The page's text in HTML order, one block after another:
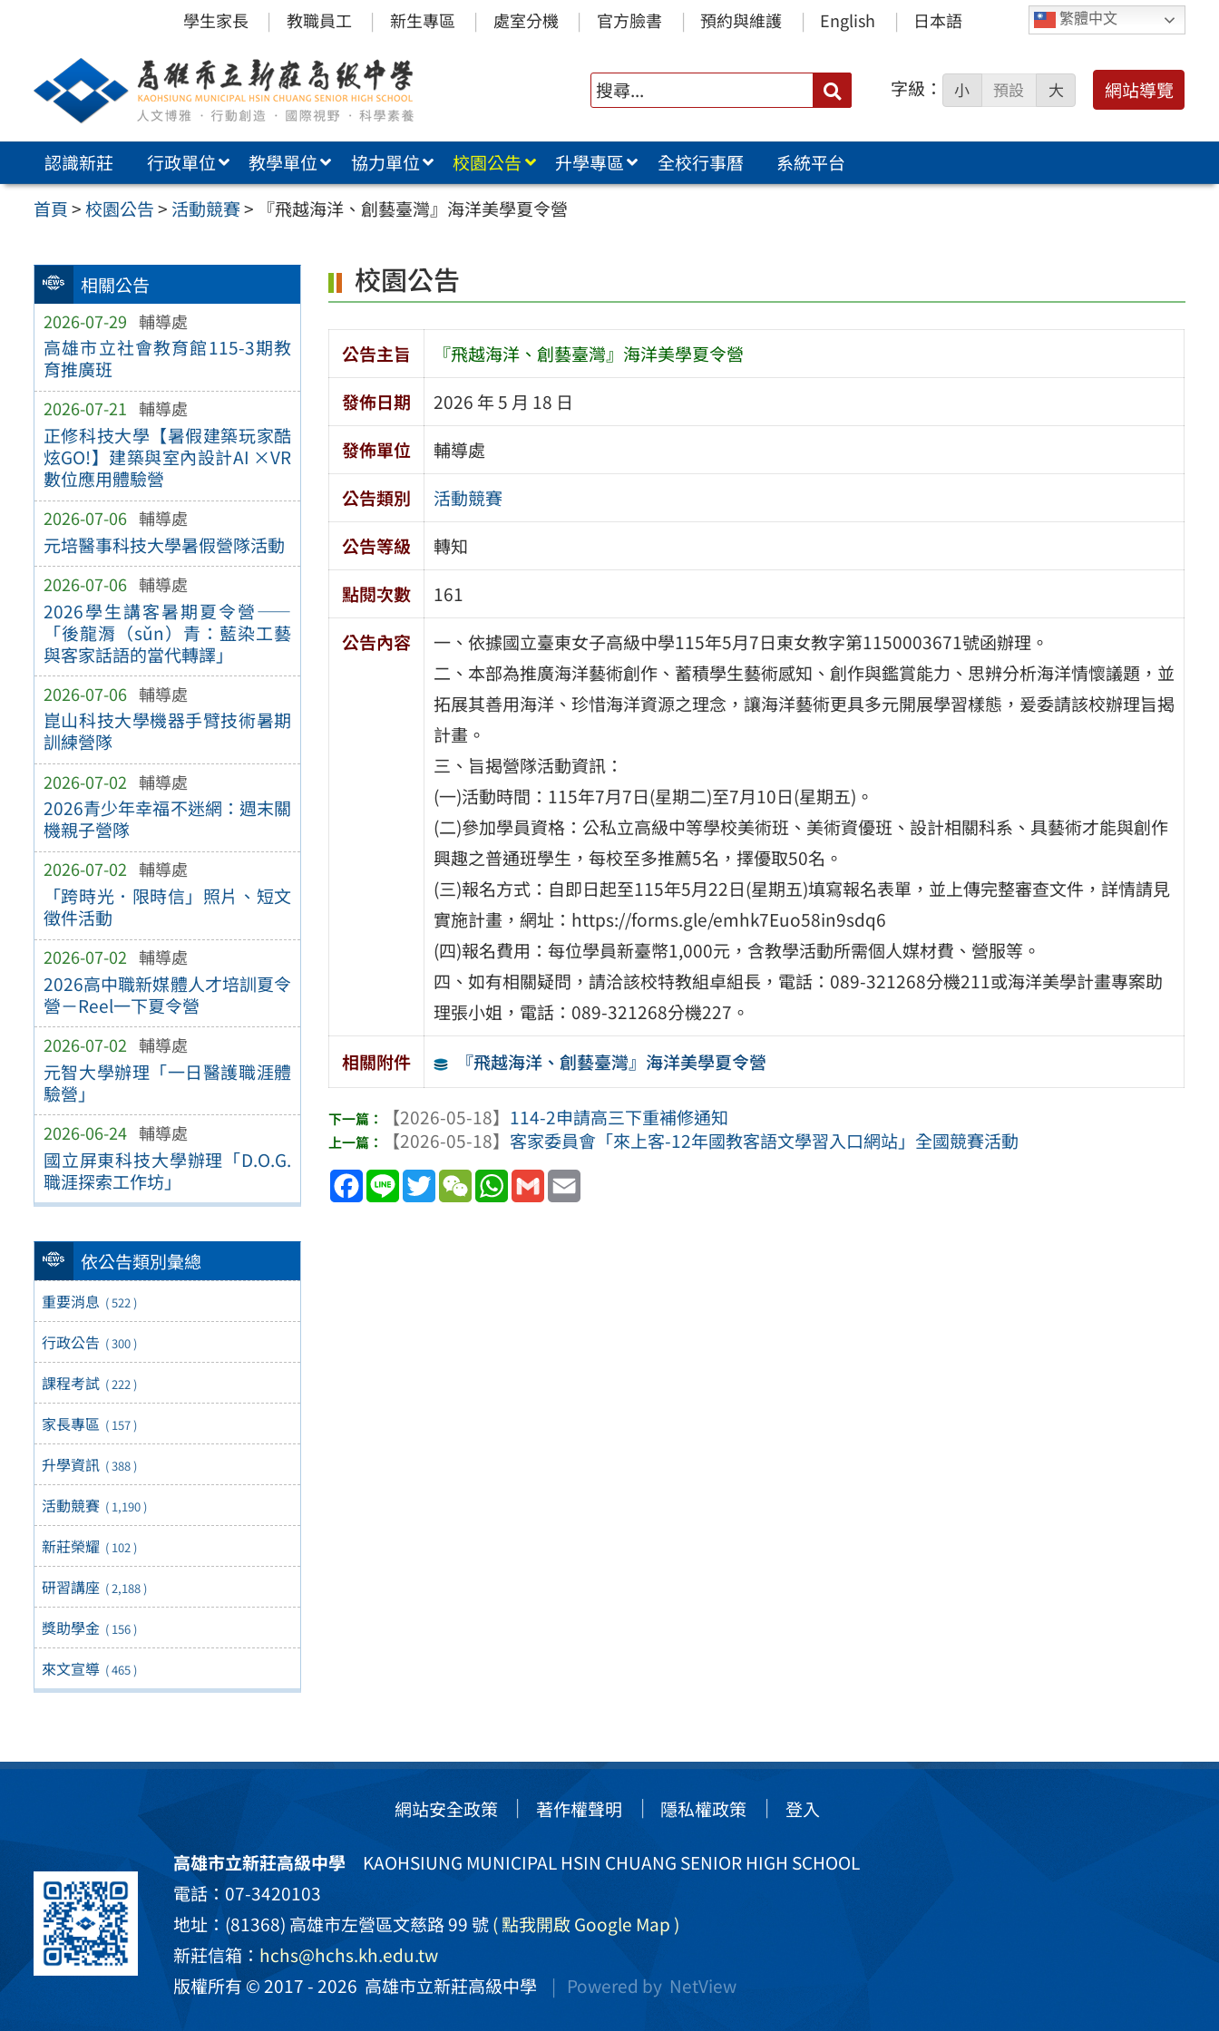
內
繁體中文
學生家長 教職員工 新生專區 處室分機 官方臉書 預約與維護 English 日本語
搜
尋：
字級： 小 預設 大 網站導覽
認識新莊 行政單位 教學單位 協力單位 校園公告 升學專區 全校行事曆
系統平台
首頁>校園公告> 活動競賽> 『飛越海洋、創藝臺灣』海洋美學夏令營
相關公告
2026-07-29 輔導處
高雄市立社會教育館115-3期教
育推廣班
2026-07-21 輔導處
正修科技大學【暑假建築玩家酷
炫GO!】建築與室內設計AI ×VR
數位應用體驗營
2026-07-06 輔導處
元培醫事科技大學暑假營隊活動
2026-07-06 輔導處
2026學生講客暑期夏令營——
「後龍漘（sǔn）青：藍染工藝
與客家話語的當代轉譯」
2026-07-06 輔導處
崑山科技大學機器手臂技術暑期
訓練營隊
2026-07-02 輔導處
2026青少年幸福不迷網：週末關
機親子營隊
2026-07-02 輔導處
「跨時光．限時信」照片、短文
徵件活動
2026-07-02 輔導處
2026高中職新媒體人才培訓夏令
營－Reel一下夏令營
2026-07-02 輔導處
元智大學辦理「一日醫護職涯體
驗營」
2026-06-24 輔導處
國立屏東科技大學辦理「D.O.G.
職涯探索工作坊」
依公告類別彙總
重要消息 ( 522 )
行政公告 ( 300 )
課程考試 ( 222 )
家長專區 ( 157 )
升學資訊 ( 388 )
活動競賽 ( 1,190 )
新莊榮耀 ( 102 )
研習講座 ( 2,188 )
獎助學金 ( 156 )
來文宣導 ( 465 )
校園公告
公告主旨
『飛越海洋、創藝臺灣』海洋美學夏令營
發佈日期
2026 年 5 月 18 日
發佈單位
輔導處
公告類別
活動競賽
公告等級
轉知
點閱次數
161
公告內容
一、依據國立臺東女子高級中學115年5月7日東女教字第1150003671號函辦理。
二、本部為推廣海洋藝術創作、蓄積學生藝術感知、創作與鑑賞能力、思辨分析海洋情懷議題，並
拓展其善用海洋、珍惜海洋資源之理念，讓海洋藝術更具多元開展學習樣態，爰委請該校辦理旨揭
計畫。
三、旨揭營隊活動資訊：
(一)活動時間：115年7月7日(星期二)至7月10日(星期五)。
(二)參加學員資格：公私立高級中等學校美術班、美術資優班、設計相關科系、具藝術才能與創作
興趣之普通班學生，每校至多推薦5名，擇優取50名。
(三)報名方式：自即日起至115年5月22日(星期五)填寫報名表單，並上傳完整審查文件，詳情請見
實施計畫，網址：https://forms.gle/emhk7Euo58in9sdq6
(四)報名費用：每位學員新臺幣1,000元，含教學活動所需個人媒材費、營服等。
四、如有相關疑問，請洽該校特教組卓組長，電話：089-321268分機211或海洋美學計畫專案助
理張小姐，電話：089-321268分機227。
相關附件
『飛越海洋、創藝臺灣』海洋美學夏令營
【2026-05-18】 114-2申請高三下重補修通知
【2026-05-18】 客家委員會「來上客-12年國教客語文學習入口網站」全國競賽活動
Facebook
Line TwitterWeChatWhatsApp
Gmail
網站安全政策 著作權聲明 隱私權政策 登入
高雄市立新莊高級中學KAOHSIUNG MUNICIPAL HSIN CHUANG SENIOR HIGH SCHOOL
電話：07-3420103
地址：(81368) 高雄市左營區文慈路 99 號( 點我開啟 Google Map )
新莊信箱： hchs@hchs.kh.edu.tw
版權所有 © 2017 - 2026 高雄市立新莊高級中學 | Powered by NetView